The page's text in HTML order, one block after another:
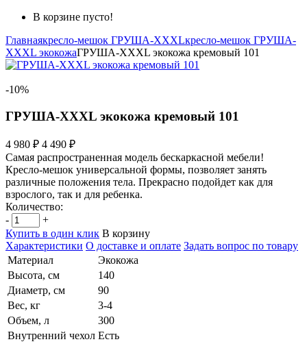
В корзине пусто!
Главнаякресло-мешок ГРУША-XXXLкресло-мешок ГРУША-
XXXL экокожаГРУША-XXXL экокожа кремовый 101
-10%
ГРУША-XXXL экокожа кремовый 101
4 980 ₽ 4 490 ₽
Самая распространенная модель бескаркасной мебели!
Кресло-мешок универсальной формы, позволяет занять
различные положения тела. Прекрасно подойдет как для
взрослого, так и для ребенка.
Количество:
-
+
Купить в один клик В корзину
Характеристики О доставке и оплате Задать вопрос по товару
Материал
Экокожа
Высота, см
140
Диаметр, см
90
Вес, кг
3-4
Объем, л
300
Внутренний чехол Есть